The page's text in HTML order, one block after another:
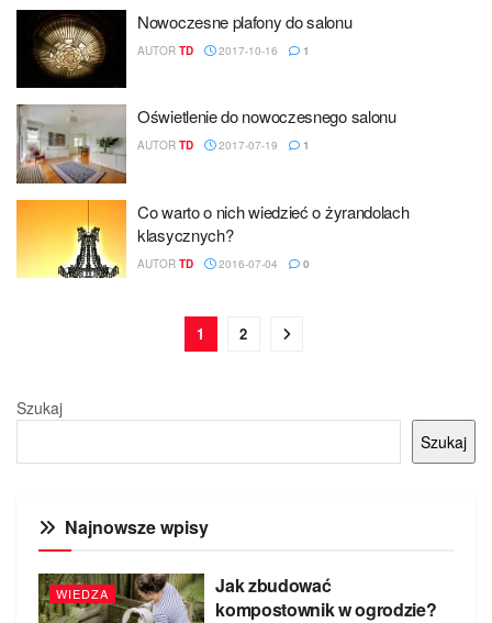
Nowoczesne plafony do salonu
AUTOR TD 2017-10-16 1
Oświetlenie do nowoczesnego salonu
AUTOR TD 2017-07-19 1
Co warto o nich wiedzieć o żyrandolach
klasycznych?
AUTOR TD 2016-07-04 0
1 2
Szukaj
Szukaj
Najnowsze wpisy
WIEDZA
Jak zbudować
kompostownik w ogrodzie?